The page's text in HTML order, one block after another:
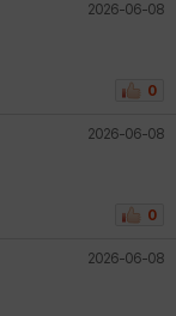
2026-06-08
0
2026-06-08
0
2026-06-08